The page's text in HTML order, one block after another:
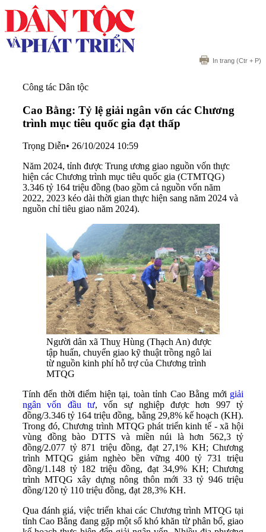
In trang (Ctr + P)
Công tác Dân tộc
Cao Bằng: Tỷ lệ giải ngân vốn các Chương
trình mục tiêu quốc gia đạt thấp
Trọng Diễn• 26/10/2024 10:59
Năm 2024, tỉnh được Trung ương giao nguồn vốn thực
hiện các Chương trình mục tiêu quốc gia (CTMTQG)
3.346 tỷ 164 triệu đồng (bao gồm cả nguồn vốn năm
2022, 2023 kéo dài thời gian thực hiện sang năm 2024 và
nguồn chỉ tiêu giao năm 2024).
Người dân xã Thuỵ Hùng (Thạch An) được
tập huấn, chuyển giao kỹ thuật trồng ngô lai
từ nguồn kinh phí hỗ trợ của Chương trình
MTQG
Tính đến thời điểm hiện tại, toàn tỉnh Cao Bằng mới giải
ngân vốn đầu tư, vốn sự nghiệp được hơn 997 tỷ
đồng/3.346 tỷ 164 triệu đồng, bằng 29,8% kế hoạch (KH).
Trong đó, Chương trình MTQG phát triển kinh tế - xã hội
vùng đồng bào DTTS và miền núi là hơn 562,3 tỷ
đồng/2.077 tỷ 871 triệu đồng, đạt 27,1% KH; Chương
trình MTQG giảm nghèo bền vững 400 tỷ 731 triệu
đồng/1.148 tỷ 182 triệu đồng, đạt 34,9% KH; Chương
trình MTQG xây dựng nông thôn mới 33 tỷ 946 triệu
đồng/120 tỷ 110 triệu đồng, đạt 28,3% KH.
Qua đánh giá, việc triển khai các Chương trình MTQG tại
tỉnh Cao Bằng đang gặp một số khó khăn từ phân bổ, giao